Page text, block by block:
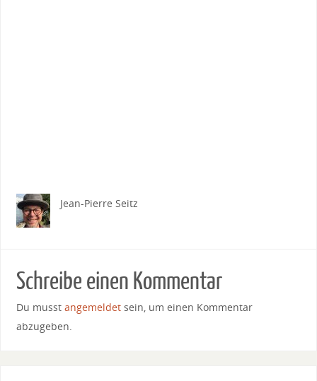
Jean-Pierre Seitz
Schreibe einen Kommentar
Du musst angemeldetsein, um einen Kommentar
abzugeben.